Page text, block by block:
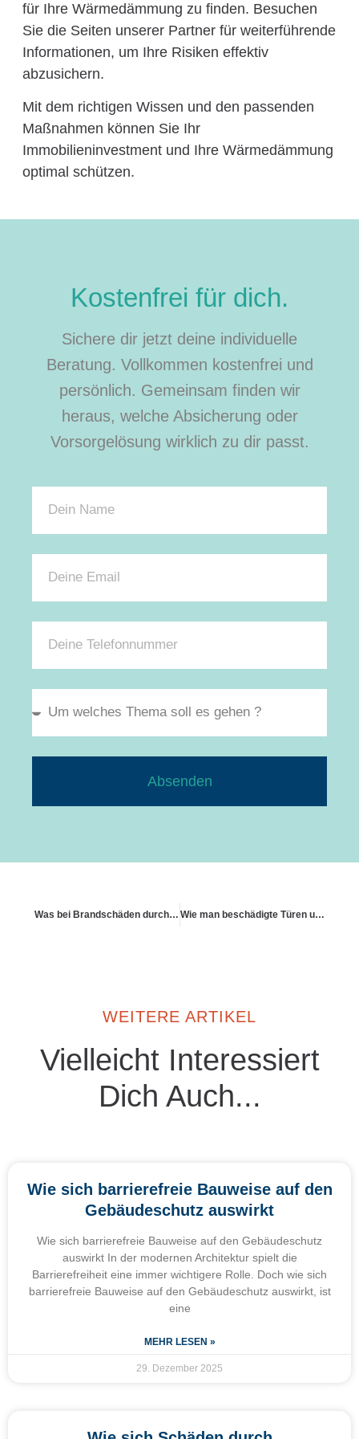
für Ihre Wärmedämmung zu finden. Besuchen
Sie die Seiten unserer Partner für weiterführende
Informationen, um Ihre Risiken effektiv
abzusichern.
Mit dem richtigen Wissen und den passenden
Maßnahmen können Sie Ihr
Immobilieninvestment und Ihre Wärmedämmung
optimal schützen.
Kostenfrei für dich.
Sichere dir jetzt deine individuelle
Beratung. Vollkommen kostenfrei und
persönlich. Gemeinsam finden wir
heraus, welche Absicherung oder
Vorsorgelösung wirklich zu dir passt.
Absenden
Was bei Brandschäden durch technische Defekte zu beachten ist Wie man beschädigte Türen und Schlösser ersetzt bekommt
WEITERE ARTIKEL
Vielleicht Interessiert
Dich Auch...
Wie sich barrierefreie Bauweise auf den
Gebäudeschutz auswirkt
Wie sich barrierefreie Bauweise auf den Gebäudeschutz
auswirkt In der modernen Architektur spielt die
Barrierefreiheit eine immer wichtigere Rolle. Doch wie sich
barrierefreie Bauweise auf den Gebäudeschutz auswirkt, ist
eine
MEHR LESEN »
29. Dezember 2025